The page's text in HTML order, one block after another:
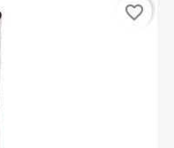
favorite_border